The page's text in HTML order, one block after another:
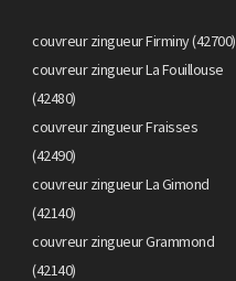
couvreur zingueur Firminy (42700)
couvreur zingueur La Fouillouse
(42480)
couvreur zingueur Fraisses
(42490)
couvreur zingueur La Gimond
(42140)
couvreur zingueur Grammond
(42140)